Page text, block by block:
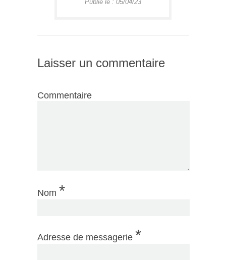
Publié le : 05/04/23
Laisser un commentaire
Commentaire
Nom *
Adresse de messagerie *